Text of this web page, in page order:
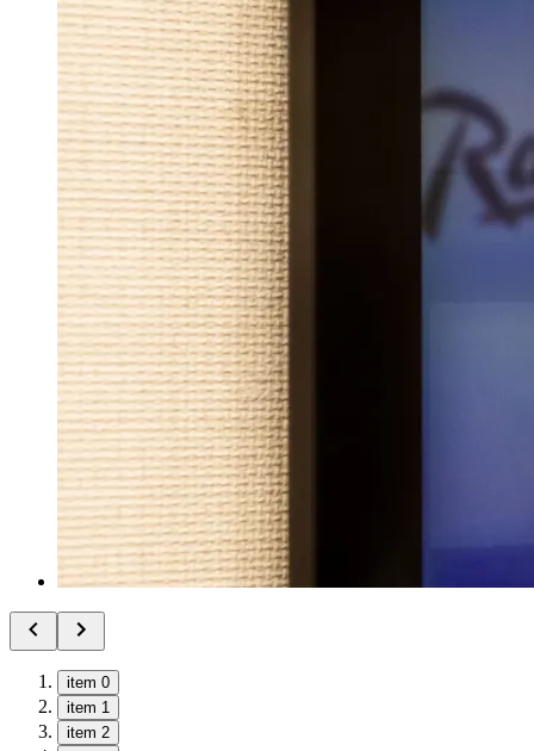
item 0
item 1
item 2